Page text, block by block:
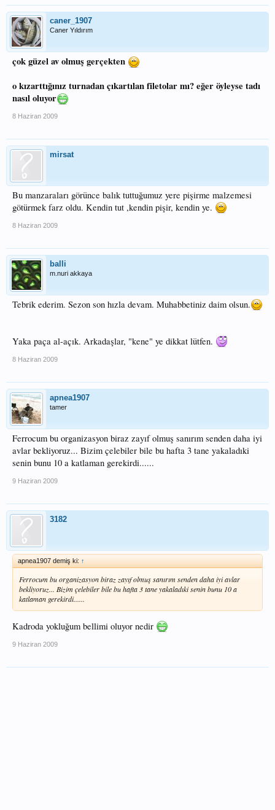
caner_1907
Caner Yıldırım
çok güzel av olmuş gerçekten
o kızarttığınız turnadan çıkartılan filetolar mı? eğer öyleyse tadı
nasıl oluyor
8 Haziran 2009
mirsat
Bu manzaraları görünce balık tuttuğumuz yere pişirme malzemesi
götürmek farz oldu. Kendin tut ,kendin pişir, kendin ye.
8 Haziran 2009
balli
m.nuri akkaya
Tebrik ederim. Sezon son hızla devam. Muhabbetiniz daim olsun.
Yaka paça al-açık. Arkadaşlar, "kene" ye dikkat lütfen.
8 Haziran 2009
apnea1907
tamer
Ferrocum bu organizasyon biraz zayıf olmuş sanırım senden daha iyi
avlar bekliyoruz... Bizim çelebiler bile bu hafta 3 tane yakaladıki
senin bunu 10 a katlaman gerekirdi......
9 Haziran 2009
3182
apnea1907 demiş ki: ↑
Ferrocum bu organizasyon biraz zayıf olmuş sanırım senden daha iyi avlar
bekliyoruz... Bizim çelebiler bile bu hafta 3 tane yakaladıki senin bunu 10 a
katlaman gerekirdi......
Kadroda yokluğum bellimi oluyor nedir
9 Haziran 2009